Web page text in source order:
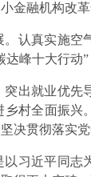
金融机构改
认真实施空
峰十大行动
出就业优
村全面振
决贯彻落实
习近平同